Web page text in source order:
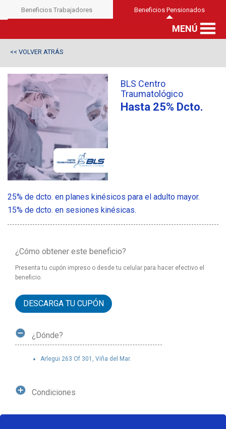
Beneficios Trabajadores Beneficios Pensionados
MENÚ
<< VOLVER ATRÁS
BLS Centro
Traumatológico
Hasta 25% Dcto.
25% de dcto. en planes kinésicos para el adulto mayor.
15% de dcto. en sesiones kinésicas.
¿Cómo obtener este beneficio?
Presenta tu cupón impreso o desde tu celular para hacer efectivo el
beneficio.
DESCARGA TU CUPÓN
¿Dónde?
Arlegui 263 Of 301, Viña del Mar.
Condiciones